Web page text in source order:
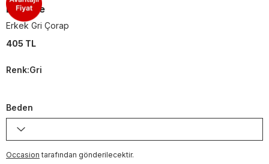
Lacoste
Erkek Gri Çorap
405 TL
Renk:Gri
Beden
Occasion tarafından gönderilecektir.